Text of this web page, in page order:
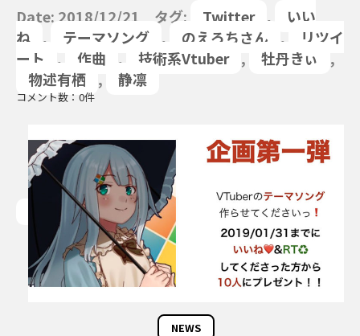
Date: 2018/12/21 タグ: Twitter ,
いい
ね
, テーマソング , のえろちさん ,
リツイ
ート
, 作曲 , 技術系Vtuber , 牡丹きぃ
,
物述有栖
, 静凛
コメント数：0件
NEWS